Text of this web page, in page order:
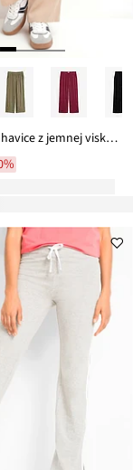
Palazzo nohavice z jemnej viskózy